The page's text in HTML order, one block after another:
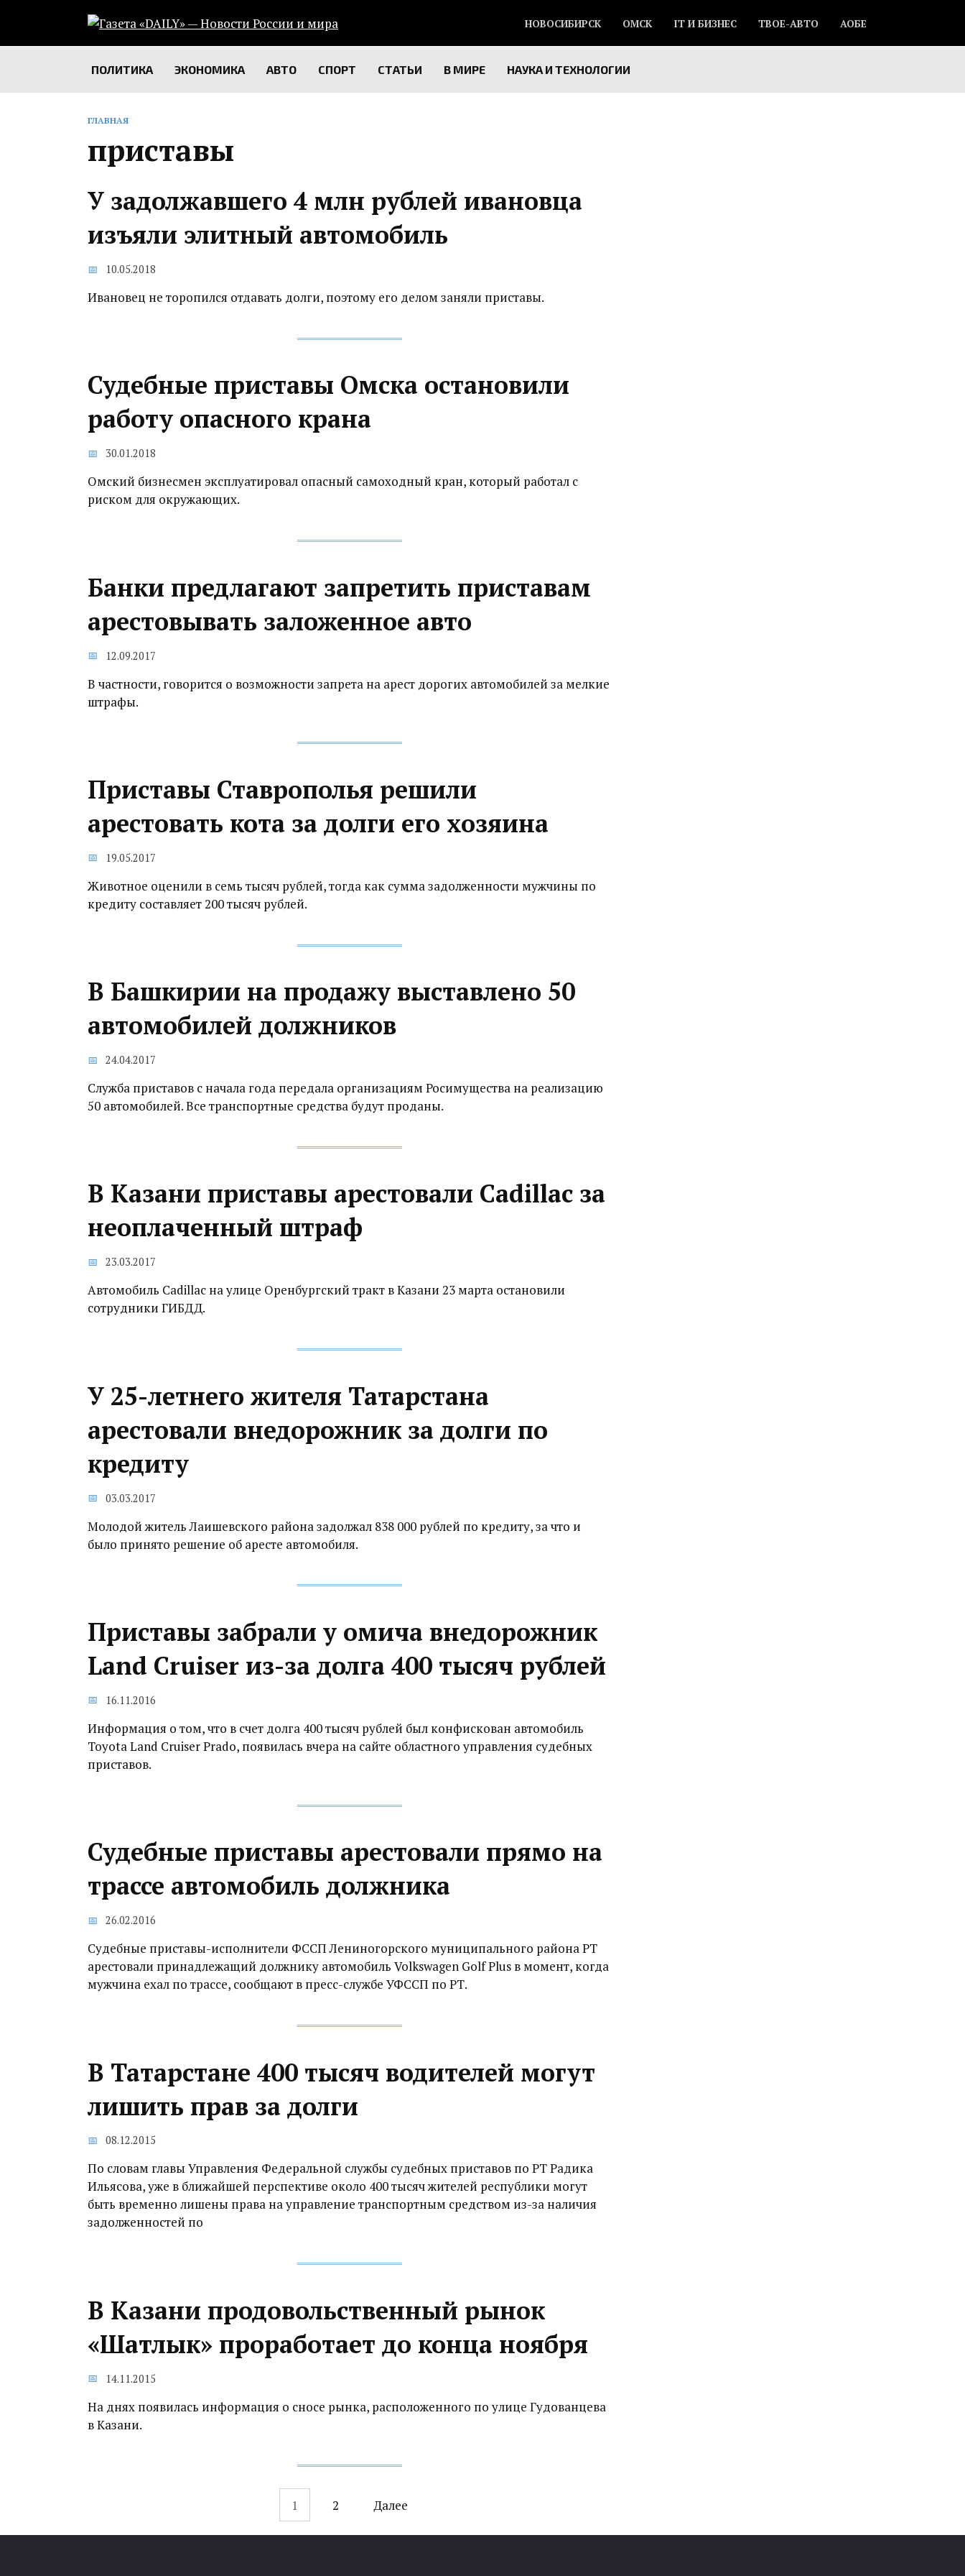
содержанию
НОВОСИБИРСК ОМСК IT И БИЗНЕС ТВОЕ-АВТО АОБЕ
ПОЛИТИКА ЭКОНОМИКА АВТО СПОРТ СТАТЬИ В МИРЕ НАУКА И ТЕХНОЛОГИИ
ГЛАВНАЯ
приставы
У задолжавшего 4 млн рублей ивановца
изъяли элитный автомобиль
10.05.2018
Ивановец не торопился отдавать долги, поэтому его делом заняли приставы.
Судебные приставы Омска остановили
работу опасного крана‍
30.01.2018
Омский бизнесмен эксплуатировал опасный самоходный кран, который работал с
риском для окружающих.
Банки предлагают запретить приставам
арестовывать заложенное авто
12.09.2017
В частности, говорится о возможности запрета на арест дорогих автомобилей за мелкие
штрафы.
Приставы Ставрополья решили
арестовать кота за долги его хозяина
19.05.2017
Животное оценили в семь тысяч рублей, тогда как сумма задолженности мужчины по
кредиту составляет 200 тысяч рублей.
В Башкирии на продажу выставлено 50
автомобилей должников
24.04.2017
Служба приставов с начала года передала организациям Росимущества на реализацию
50 автомобилей. Все транспортные средства будут проданы.
В Казани приставы арестовали Cadillac за
неоплаченный штраф
23.03.2017
Автомобиль Cadillac на улице Оренбургский тракт в Казани 23 марта остановили
сотрудники ГИБДД.
У 25-летнего жителя Татарстана
арестовали внедорожник за долги по
кредиту
03.03.2017
Молодой житель Лаишевского района задолжал 838 000 рублей по кредиту, за что и
было принято решение об аресте автомобиля.
Приставы забрали у омича внедорожник
Land Cruiser из-за долга 400 тысяч рублей
16.11.2016
Информация о том, что в счет долга 400 тысяч рублей был конфискован автомобиль
Toyota Land Cruiser Prado, появилась вчера на сайте областного управления судебных
приставов.
Судебные приставы арестовали прямо на
трассе автомобиль должника
26.02.2016
Судебные приставы-исполнители ФССП Лениногорского муниципального района РТ
арестовали принадлежащий должнику автомобиль Volkswagen Golf Plus в момент, когда
мужчина ехал по трассе, сообщают в пресс-службе УФССП по РТ.
В Татарстане 400 тысяч водителей могут
лишить прав за долги
08.12.2015
По словам главы Управления Федеральной службы судебных приставов по РТ Радика
Ильясова, уже в ближайшей перспективе около 400 тысяч жителей республики могут
быть временно лишены права на управление транспортным средством из-за наличия
задолженностей по
В Казани продовольственный рынок
«Шатлык» проработает до конца ноября
14.11.2015
На днях появилась информация о сносе рынка, расположенного по улице Гудованцева
в Казани.
записям
1 2 Далее